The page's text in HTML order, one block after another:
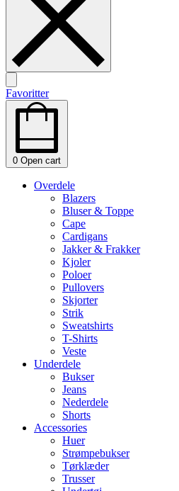
Favoritter
0 Open cart
Overdele
Blazers
Bluser & Toppe
Cape
Cardigans
Jakker & Frakker
Kjoler
Poloer
Pullovers
Skjorter
Strik
Sweatshirts
T-Shirts
Veste
Underdele
Bukser
Jeans
Nederdele
Shorts
Accessories
Huer
Strømpebukser
Tørklæder
Trusser